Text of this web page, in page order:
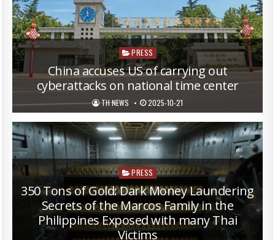
Posted
in
PRESS
China accuses US of carrying out
cyberattacks on national time center
TH NEWS 2025-10-21
Posted
in
PRESS
350 Tons of Gold: Dark Money Laundering
Secrets of the Marcos Family in the
Philippines Exposed with many Thai
Victims